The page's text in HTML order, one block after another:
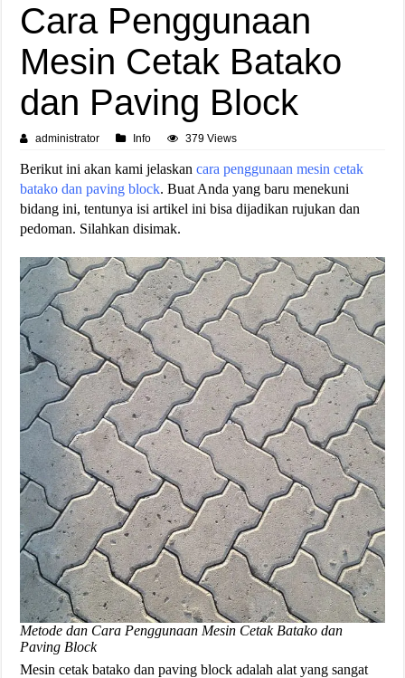
Cara Penggunaan
Mesin Cetak Batako
dan Paving Block
administrator Info 379 Views
Berikut ini akan kami jelaskancara penggunaan mesin cetak
batako dan paving block. Buat Anda yang baru menekuni
bidang ini, tentunya isi artikel ini bisa dijadikan rujukan dan
pedoman. Silahkan disimak.
Metode dan Cara Penggunaan Mesin Cetak Batako dan
Paving Block
Mesin cetak batako dan paving block adalah alat yang sangat